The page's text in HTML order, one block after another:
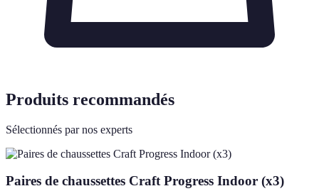
Produits recommandés
Sélectionnés par nos experts
Paires de chaussettes Craft Progress Indoor (x3)